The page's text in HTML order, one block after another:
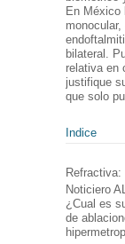
En México
bilateral.
relativa en
justifique
que solo
Indice
Noticiero
¿Cual es
de